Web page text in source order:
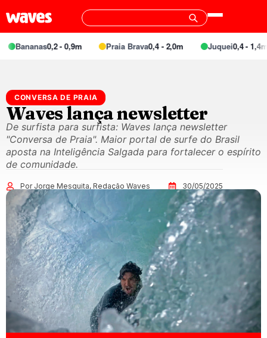
Bananas0,2 - 0,9m Praia Brava0,4 - 2,0m Juquei0,4 - 1,4m
CONVERSA DE PRAIA
Waves lança newsletter
De surfista para surfista: Waves lança newsletter
"Conversa de Praia". Maior portal de surfe do Brasil
aposta na Inteligência Salgada para fortalecer o espírito
de comunidade.
Por Jorge Mesquita, Redação Waves 30/05/2025